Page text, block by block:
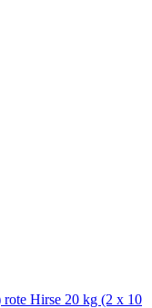
rote Hirse 20 kg (2 x 10